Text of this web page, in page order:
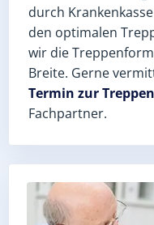
durch
den optimalen
wir die
Breite. Gerne
Termin zur
Fachpartner.
Exaktes Aufmaß